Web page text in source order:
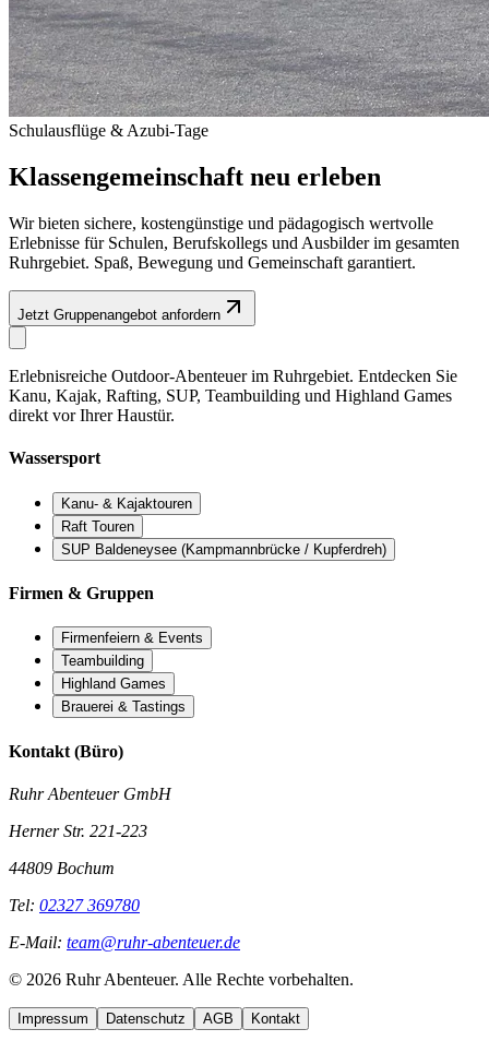
Schulausflüge & Azubi-Tage
Klassengemeinschaft neu erleben
Wir bieten sichere, kostengünstige und pädagogisch wertvolle
Erlebnisse für Schulen, Berufskollegs und Ausbilder im gesamten
Ruhrgebiet. Spaß, Bewegung und Gemeinschaft garantiert.
Jetzt Gruppenangebot anfordern
Erlebnisreiche Outdoor-Abenteuer im Ruhrgebiet. Entdecken Sie
Kanu, Kajak, Rafting, SUP, Teambuilding und Highland Games
direkt vor Ihrer Haustür.
Wassersport
Kanu- & Kajaktouren
Raft Touren
SUP Baldeneysee (Kampmannbrücke / Kupferdreh)
Firmen & Gruppen
Firmenfeiern & Events
Teambuilding
Highland Games
Brauerei & Tastings
Kontakt (Büro)
Ruhr Abenteuer GmbH
Herner Str. 221-223
44809 Bochum
Tel: 02327 369780
E-Mail: team@ruhr-abenteuer.de
© 2026 Ruhr Abenteuer. Alle Rechte vorbehalten.
Impressum Datenschutz AGB Kontakt